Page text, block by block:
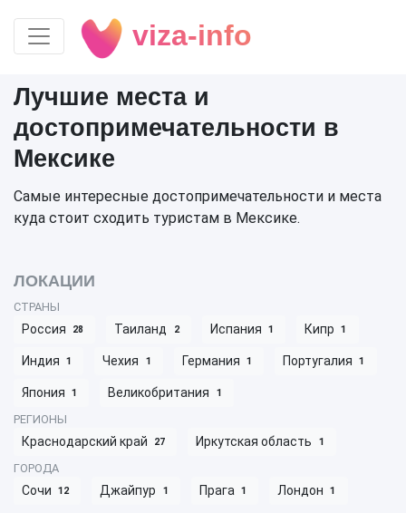
viza-info
Лучшие места и
достопримечательности в
Мексике
Самые интересные достопримечательности и места
куда стоит сходить туристам в Мексике.
ЛОКАЦИИ
СТРАНЫ
Россия 28 Таиланд 2 Испания 1 Кипр 1
Индия 1 Чехия 1 Германия 1 Португалия 1
Япония 1 Великобритания 1
РЕГИОНЫ
Краснодарский край 27 Иркутская область 1
ГОРОДА
Сочи 12 Джайпур 1 Прага 1 Лондон 1